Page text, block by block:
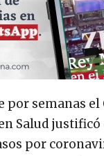
por semanas
Salud
por